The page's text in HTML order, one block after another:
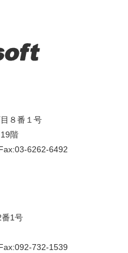
８番１号
階
6262-6492
番1号
732-1539